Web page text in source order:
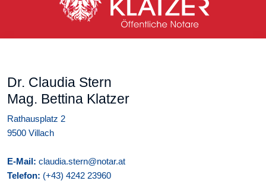
Dr. Claudia Stern
Mag. Bettina Klatzer
Rathausplatz 2
9500 Villach
E-Mail: claudia.stern@notar.at
Telefon: (+43) 4242 23960